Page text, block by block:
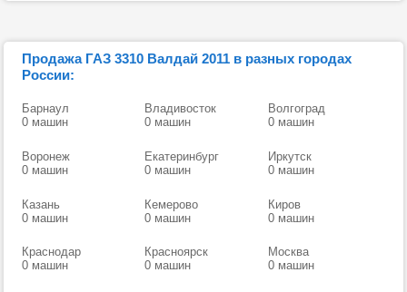
Продажа ГАЗ 3310 Валдай 2011 в разных городах
России:
Барнаул
0 машин
Владивосток
0 машин
Волгоград
0 машин
Воронеж
0 машин
Екатеринбург
0 машин
Иркутск
0 машин
Казань
0 машин
Кемерово
0 машин
Киров
0 машин
Краснодар
0 машин
Красноярск
0 машин
Москва
0 машин